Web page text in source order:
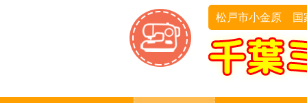
松戸市小金原 国